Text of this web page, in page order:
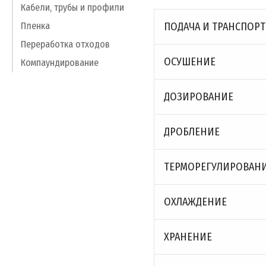
ПОДАЧА И
ОСУШЕНИЕ
ДОЗИРОВАНИЕ
ДРОБЛЕНИЕ
ОXЛАЖДЕНИЕ
ХРАНЕНИЕ
Кабели, трубы и профили
Пленка
Переработка отходов
Компаундирование